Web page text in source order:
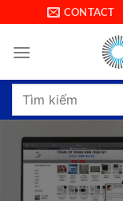
to
content
CONTACT
Search